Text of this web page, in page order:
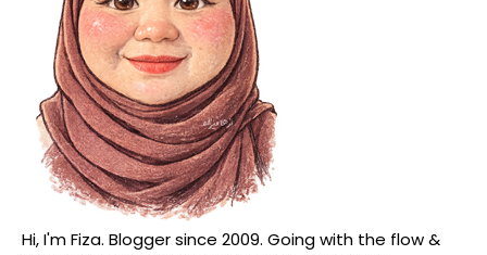
Hi, I'm Fiza. Blogger since 2009. Going with the flow &